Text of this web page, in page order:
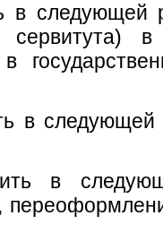
в следующей
сервитута)
в
в